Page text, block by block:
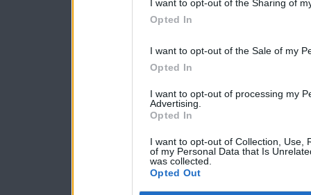
I want to opt-out of the Sharing of
Opted In
I want to opt-out of the Sale of my
Opted In
I want to opt-out of processing my
Advertising.
Opted In
I want to opt-out of Collection, Use,
of my Personal Data that Is
was collected.
Opted Out